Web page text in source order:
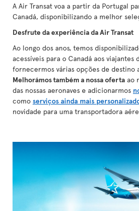
A Air Transat voa a partir da Portugal
Canadá, disponibilizando a melhor
Desfrute da experiência da Air Transat
Ao longo dos anos, temos
acessíveis para o Canadá aos viajantes
fornecermos várias opções de destino
Melhorámos também a nossa oferta ao
das nossas aeronaves e adicionarmos
como serviços ainda mais
novidade para uma transportadora